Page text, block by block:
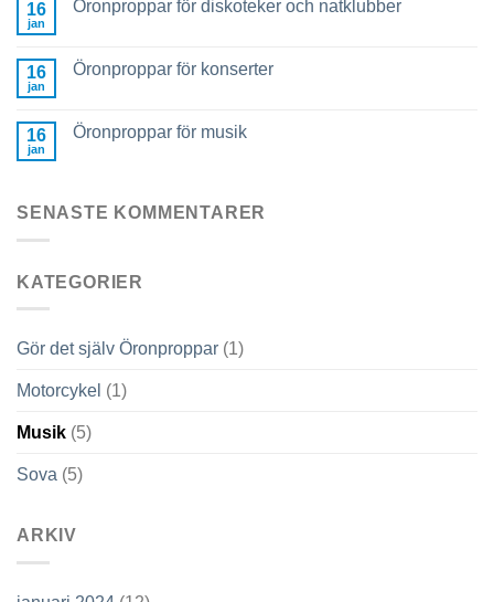
16
jan
Öronproppar för diskoteker och natklubber
16
jan
Öronproppar för konserter
16
jan
Öronproppar för musik
SENASTE KOMMENTARER
KATEGORIER
Gör det själv Öronproppar (1)
Motorcykel (1)
Musik (5)
Sova (5)
ARKIV